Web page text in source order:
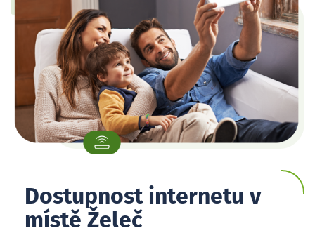
Dostupnost internetu v
místě Želeč